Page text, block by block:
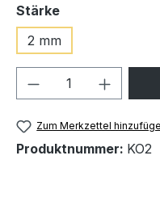
Stärkeauswählen
2 mm
Produkt
Zum Merkzettel
Produktnummer: KO2